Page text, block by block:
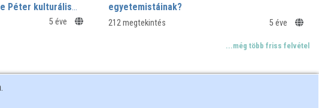
Péter kulturális
5 éve
egyetemistáinak?
212 megtekintés 5 éve
...még több friss felvétel